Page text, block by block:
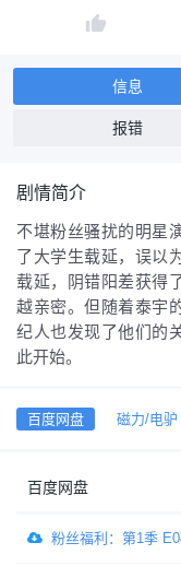
信息
报错
剧情简介
不堪粉丝骚扰的明星
了大学生载延，误以
载延，阴错阳差获得
越亲密。但随着泰宇
纪人也发现了他们的
此开始。
百度网盘 磁力/电驴
百度网盘
粉丝福利：第1季